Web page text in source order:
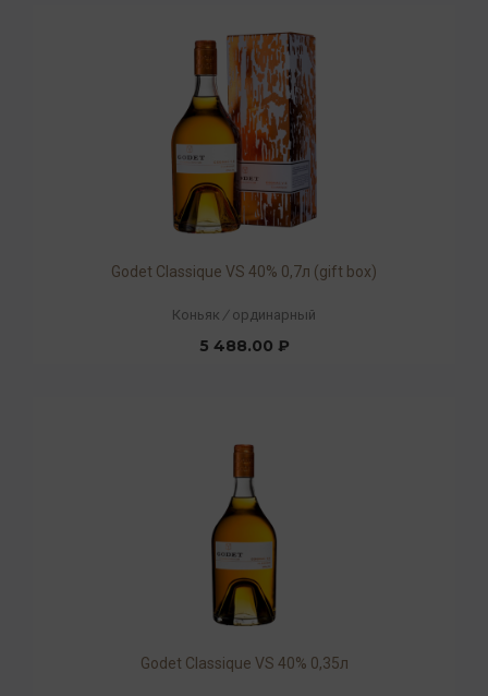
Godet Classique VS 40% 0,7л (gift box)
Коньяк / ординарный
5 488.00 ₽
Godet Classique VS 40% 0,35л